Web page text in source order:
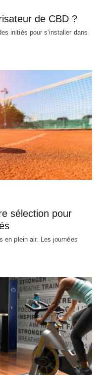
de CBD ?
initiés pour s'installer dans
sélection pour
en plein air. Les journées